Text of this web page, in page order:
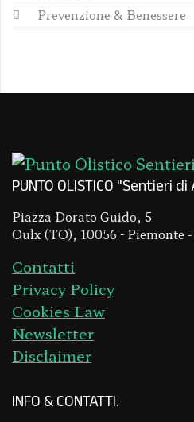
Prevenzione & Benessere
PUNTO OLISTICO "Sentieri
Piazza Dorato Guido, 5
Oulx (TO), 10056 - Piemonte
Contatti
Privacy Policy
Cookies Law
Newsletter
Disclaimer
INFO & CONTATTI